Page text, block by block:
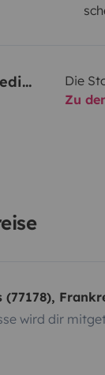
Stornierungsbedingungen
Die
Zu
(77178),
wird dir